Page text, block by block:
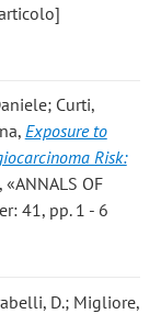
Curti,
, Exposure to
Risk:
«ANNALS OF
41, pp. 1 - 6
D.; Migliore,